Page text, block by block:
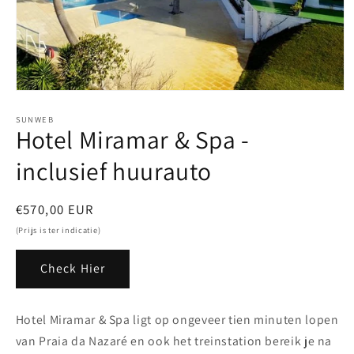
openen
in
modaal
SUNWEB
Hotel Miramar & Spa -
inclusief huurauto
Normale
prijs
€570,00 EUR
(Prijs is ter indicatie)
Check Hier
Hotel Miramar & Spa ligt op ongeveer tien minuten lopen
van Praia da Nazaré en ook het treinstation bereik je na